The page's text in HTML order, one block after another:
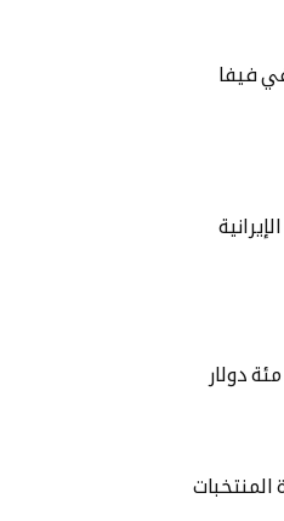
فيفا
دولار
المنتخبات